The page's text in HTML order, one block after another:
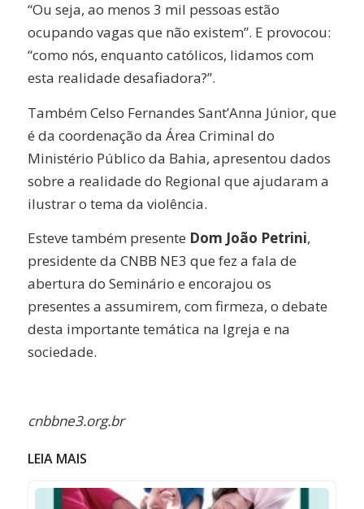
“Ou seja, ao menos 3 mil pessoas estão
ocupando vagas que não existem”. E provocou:
“como nós, enquanto católicos, lidamos com
esta realidade desafiadora?”.
Também Celso Fernandes Sant’Anna Júnior, que
é da coordenação da Área Criminal do
Ministério Público da Bahia, apresentou dados
sobre a realidade do Regional que ajudaram a
ilustrar o tema da violência.
Esteve também presente Dom João Petrini,
presidente da CNBB NE3 que fez a fala de
abertura do Seminário e encorajou os
presentes a assumirem, com firmeza, o debate
desta importante temática na Igreja e na
sociedade.
cnbbne3.org.br
LEIA MAIS